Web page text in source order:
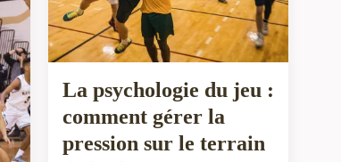
La psychologie du jeu :
comment gérer la
pression sur le terrain